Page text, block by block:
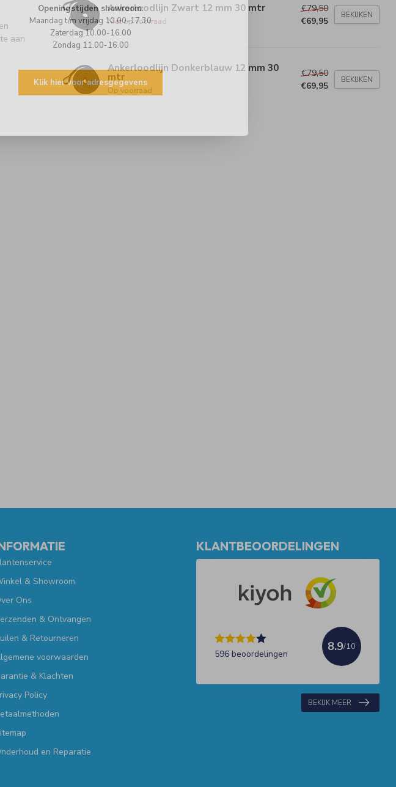
aan
Ankerloodlijn Zwart 12 mm 30 mtr
Niet op voorraad
€79,50
€69,95
BEKIJKEN
Ankerloodlijn Donkerblauw 12 mm 30
mtr
Op voorraad
€79,50
€69,95
BEKIJKEN
& Showroom
Ons
& Ontvangen
& Retourneren
voorwaarden
& Klachten
Policy
en Reparatie
KLANTBEOORDELINGEN
596 beoordelingen
8.9/10
BEKIJK MEER
Openingstijden showroom:
Maandag t/m vrijdag 10.00-17.30
Zaterdag 10.00-16.00
Zondag 11.00-16.00
Klik hier voor adresgegevens